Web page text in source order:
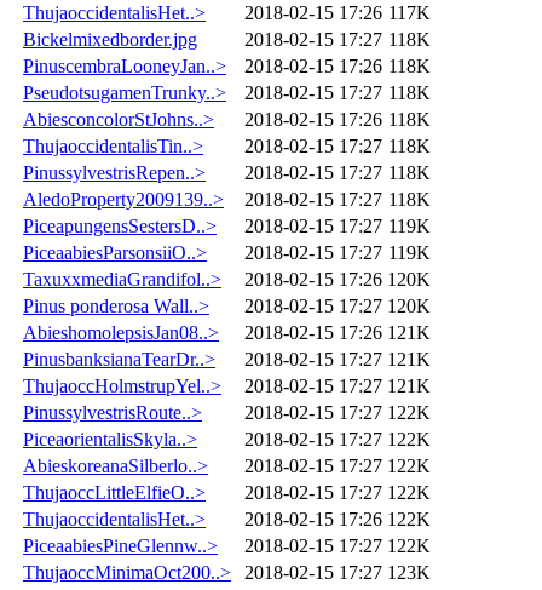
ThujaoccidentalisHet..>
2018-02-15 17:26 117K
Bickelmixedborder.jpg
2018-02-15 17:27 118K
PinuscembraLooneyJan..>
2018-02-15 17:26 118K
PseudotsugamenTrunky..>
2018-02-15 17:27 118K
AbiesconcolorStJohns..>
2018-02-15 17:26 118K
ThujaoccidentalisTin..>
2018-02-15 17:27 118K
PinussylvestrisRepen..>
2018-02-15 17:27 118K
AledoProperty2009139..>
2018-02-15 17:27 118K
PiceapungensSestersD..>
2018-02-15 17:27 119K
PiceaabiesParsonsiiO..>
2018-02-15 17:27 119K
TaxuxxmediaGrandifol..>
2018-02-15 17:26 120K
Pinus ponderosa Wall..>
2018-02-15 17:27 120K
AbieshomolepsisJan08..>
2018-02-15 17:26 121K
PinusbanksianaTearDr..>
2018-02-15 17:27 121K
ThujaoccHolmstrupYel..>
2018-02-15 17:27 121K
PinussylvestrisRoute..>
2018-02-15 17:27 122K
PiceaorientalisSkyla..>
2018-02-15 17:27 122K
AbieskoreanaSilberlo..>
2018-02-15 17:27 122K
ThujaoccLittleElfieO..>
2018-02-15 17:27 122K
ThujaoccidentalisHet..>
2018-02-15 17:26 122K
PiceaabiesPineGlennw..>
2018-02-15 17:27 122K
ThujaoccMinimaOct200..>
2018-02-15 17:27 123K